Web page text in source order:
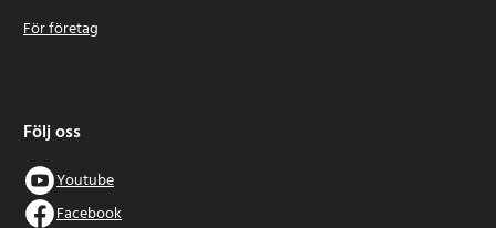
För företag
Följ oss
Youtube
Facebook